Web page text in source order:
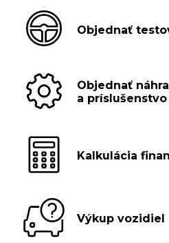
Objednať
Objednať
a príslušenstvo
Kalkulácia
Výkup vozidiel